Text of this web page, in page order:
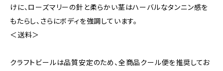
けに、ローズマリーの針と柔らかい茎はハーバルなタンニン感を
もたらし、さらにボディを強調しています。
＜送料＞
クラフトビールは品質安定のため、全商品クール便を推奨してお